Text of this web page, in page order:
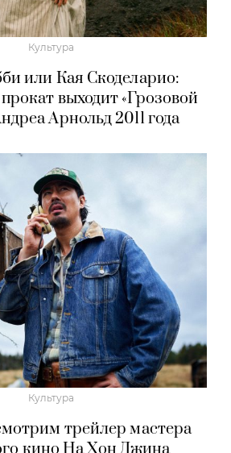
Культура
или Кая Скоделарио:
выходит «Грозовой
Арнольд 2011 года
Культура
трейлер мастера